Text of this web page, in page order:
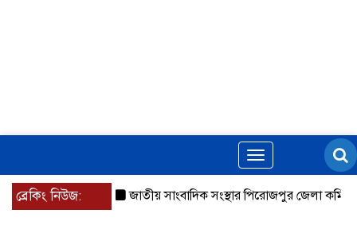
Toggle
navigation
ব্রেকিং নিউজ: জাতীয় সাংবাদিক সংস্থার পিরোজপুর জেলা কমিটি